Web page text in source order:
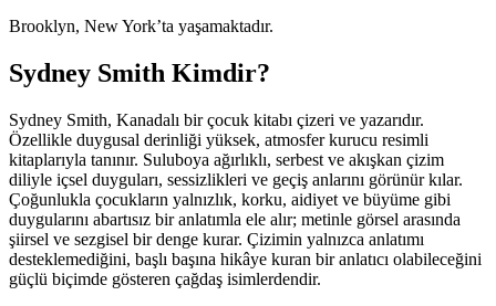
Brooklyn, New York’ta yaşamaktadır.
Sydney Smith Kimdir?
Sydney Smith, Kanadalı bir çocuk kitabı çizeri ve yazarıdır.
Özellikle duygusal derinliği yüksek, atmosfer kurucu resimli
kitaplarıyla tanınır. Suluboya ağırlıklı, serbest ve akışkan çizim
diliyle içsel duyguları, sessizlikleri ve geçiş anlarını görünür kılar.
Çoğunlukla çocukların yalnızlık, korku, aidiyet ve büyüme gibi
duygularını abartısız bir anlatımla ele alır; metinle görsel arasında
şiirsel ve sezgisel bir denge kurar. Çizimin yalnızca anlatımı
desteklemediğini, başlı başına hikâye kuran bir anlatıcı olabileceğini
güçlü biçimde gösteren çağdaş isimlerdendir.